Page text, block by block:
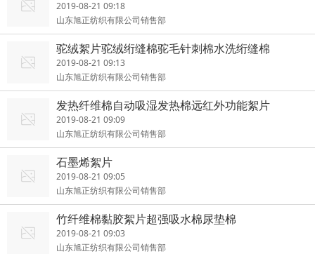
2019-08-21 09:18
山东旭正纺织有限公司销售部
驼绒絮片驼绒绗缝棉驼毛针刺棉水洗绗缝棉
2019-08-21 09:13
山东旭正纺织有限公司销售部
发热纤维棉自动吸湿发热棉远红外功能絮片
2019-08-21 09:09
山东旭正纺织有限公司销售部
石墨烯絮片
2019-08-21 09:05
山东旭正纺织有限公司销售部
竹纤维棉黏胶絮片超强吸水棉尿垫棉
2019-08-21 09:03
山东旭正纺织有限公司销售部